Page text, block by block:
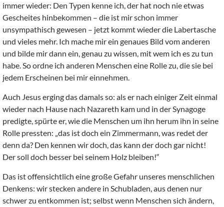
immer wieder: Den Typen kenne ich, der hat noch nie etwas
Gescheites hinbekommen – die ist mir schon immer
unsympathisch gewesen – jetzt kommt wieder die Labertasche
und vieles mehr. Ich mache mir ein genaues Bild vom anderen
und bilde mir dann ein, genau zu wissen, mit wem ich es zu tun
habe. So ordne ich anderen Menschen eine Rolle zu, die sie bei
jedem Erscheinen bei mir einnehmen.
Auch Jesus erging das damals so: als er nach einiger Zeit einmal
wieder nach Hause nach Nazareth kam und in der Synagoge
predigte, spürte er, wie die Menschen um ihn herum ihn in seine
Rolle pressten: „das ist doch ein Zimmermann, was redet der
denn da? Den kennen wir doch, das kann der doch gar nicht!
Der soll doch besser bei seinem Holz bleiben!“
Das ist offensichtlich eine große Gefahr unseres menschlichen
Denkens: wir stecken andere in Schubladen, aus denen nur
schwer zu entkommen ist; selbst wenn Menschen sich ändern,